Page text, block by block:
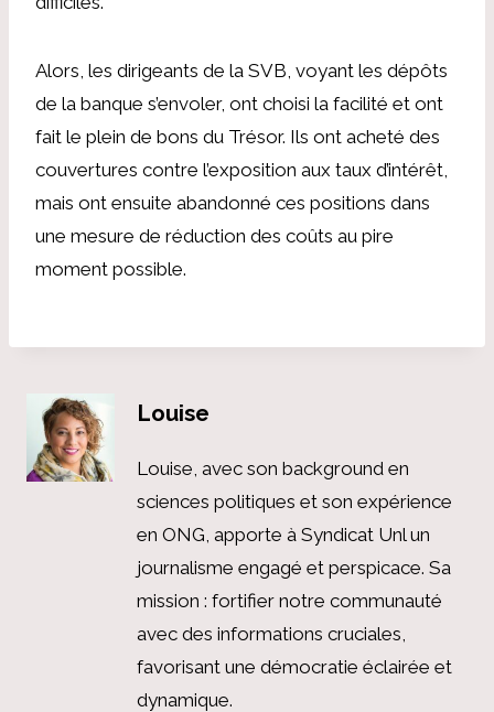
Alors, les dirigeants de la SVB, voyant les dépôts
de la banque s’envoler, ont choisi la facilité et ont
fait le plein de bons du Trésor. Ils ont acheté des
couvertures contre l’exposition aux taux d’intérêt,
mais ont ensuite abandonné ces positions dans
une mesure de réduction des coûts au pire
moment possible.
Louise
Louise, avec son background en
sciences politiques et son expérience
en ONG, apporte à Syndicat Unl un
journalisme engagé et perspicace. Sa
mission : fortifier notre communauté
avec des informations cruciales,
favorisant une démocratie éclairée et
dynamique.